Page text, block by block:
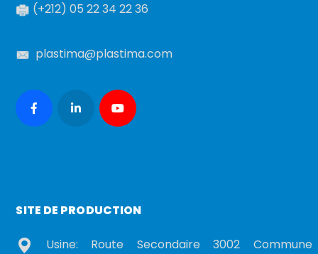
(+212) 05 22 34 22 36
plastima@plastima.com
SITE DE PRODUCTION
Usine: Route Secondaire 3002 Commune